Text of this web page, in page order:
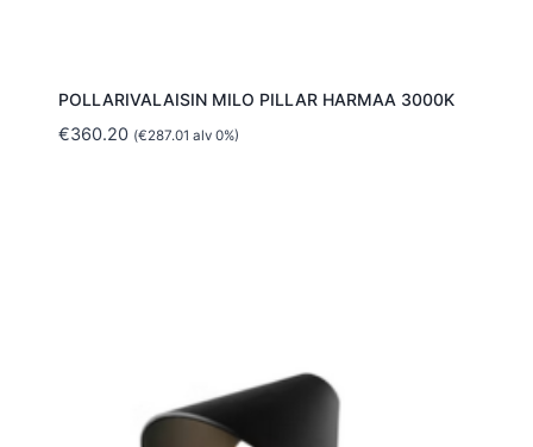
POLLARIVALAISIN MILO PILLAR HARMAA 3000K
€360.20 (€287.01 alv 0%)